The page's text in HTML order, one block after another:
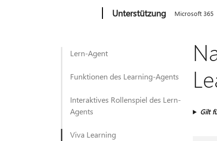
Unterstützung Microsoft 365
Lern-Agent
Funktionen des Learning-Agents
Interaktives Rollenspiel des Lern-
Agents
Viva Learning
Gilt